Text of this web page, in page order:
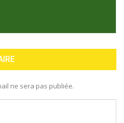
ne sera pas publiée.